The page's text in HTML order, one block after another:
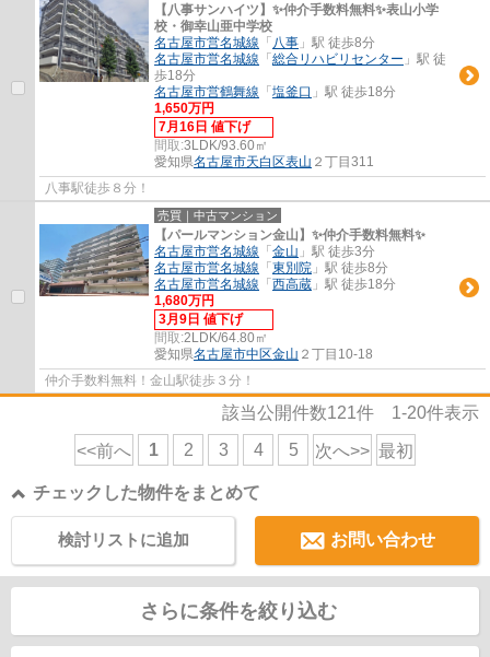
【八事サンハイツ】✨️仲介手数料無料✨️表山小学
校・御幸山亜中学校
名古屋市営名城線 「 八事 」駅 徒歩8分
名古屋市営名城線 「 総合リハビリセンター 」駅 徒
歩18分
名古屋市営鶴舞線 「 塩釜口 」駅 徒歩18分
1,650万円
7月16日 値下げ
間取:3LDK/93.60㎡
愛知県名古屋市天白区表山 ２丁目311
八事駅徒歩８分！
売買｜中古マンション
【パールマンション金山】✨️仲介手数料無料✨️
名古屋市営名城線 「 金山 」駅 徒歩3分
名古屋市営名城線 「 東別院 」駅 徒歩8分
名古屋市営名城線 「 西高蔵 」駅 徒歩18分
1,680万円
3月9日 値下げ
間取:2LDK/64.80㎡
愛知県名古屋市中区金山 ２丁目10-18
仲介手数料無料！金山駅徒歩３分！
該当公開件数121件 1-20件表示
<<前へ 1 2 3 4 5 次へ>> 最初
チェックした物件をまとめて
お問い合わせ
検討リストに追加
さらに条件を絞り込む